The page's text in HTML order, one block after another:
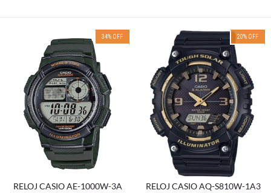
34% OFF
RELOJ CASIO AE-1000W-3A
20% OFF
RELOJ CASIO AQ-S810W-1A3